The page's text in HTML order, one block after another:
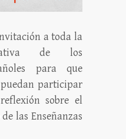
a toda la
de los
para que
participar
sobre el
las Enseñanzas